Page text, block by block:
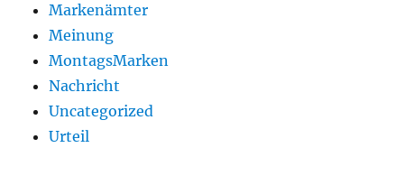
Markenämter
Meinung
MontagsMarken
Nachricht
Uncategorized
Urteil